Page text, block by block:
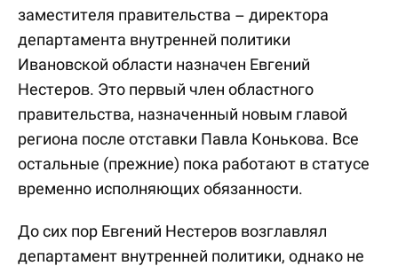
заместителя правительства – директора
департамента внутренней политики
Ивановской области назначен Евгений
Нестеров. Это первый член областного
правительства, назначенный новым главой
региона после отставки Павла Конькова. Все
остальные (прежние) пока работают в статусе
временно исполняющих обязанности.
До сих пор Евгений Нестеров возглавлял
департамент внутренней политики, однако не